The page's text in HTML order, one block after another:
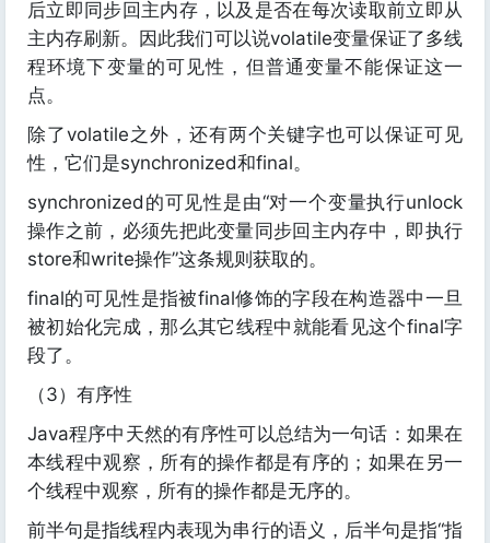
后立即同步回主内存，以及是否在每次读取前立即从
主内存刷新。因此我们可以说volatile变量保证了多线
程环境下变量的可见性，但普通变量不能保证这一
点。
除了volatile之外，还有两个关键字也可以保证可见
性，它们是synchronized和final。
synchronized的可见性是由“对一个变量执行unlock
操作之前，必须先把此变量同步回主内存中，即执行
store和write操作”这条规则获取的。
final的可见性是指被final修饰的字段在构造器中一旦
被初始化完成，那么其它线程中就能看见这个final字
段了。
（3）有序性
Java程序中天然的有序性可以总结为一句话：如果在
本线程中观察，所有的操作都是有序的；如果在另一
个线程中观察，所有的操作都是无序的。
前半句是指线程内表现为串行的语义，后半句是指“指